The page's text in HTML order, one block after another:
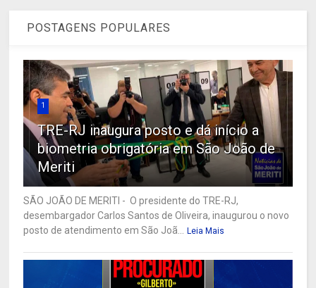
POSTAGENS POPULARES
1
TRE-RJ inaugura posto e dá início a
biometria obrigatória em São João de
Meriti
SÃO JOÃO DE MERITI - O presidente do TRE-RJ,
desembargador Carlos Santos de Oliveira, inaugurou o novo
posto de atendimento em São Joã... Leia Mais